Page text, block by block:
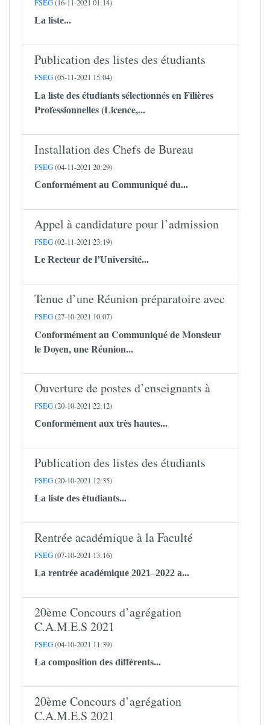
FSEG(16-11-2021 01:14)
La liste...
Publication des listes des étudiants
FSEG(05-11-2021 15:04)
La liste des étudiants sélectionnés en Filières
Professionnelles (Licence,...
Installation des Chefs de Bureau
FSEG(04-11-2021 20:29)
Conformément au Communiqué du...
Appel à candidature pour l’admission
FSEG(02-11-2021 23:19)
Le Recteur de l’Université...
Tenue d’une Réunion préparatoire avec
FSEG(27-10-2021 10:07)
Conformément au Communiqué de Monsieur
le Doyen, une Réunion...
Ouverture de postes d’enseignants à
FSEG(20-10-2021 22:12)
Conformément aux très hautes...
Publication des listes des étudiants
FSEG(20-10-2021 12:35)
La liste des étudiants...
Rentrée académique à la Faculté
FSEG(07-10-2021 13:16)
La rentrée académique 2021–2022 a...
20ème Concours d’agrégation
C.A.M.E.S 2021
FSEG(04-10-2021 11:39)
La composition des différents...
20ème Concours d’agrégation
C.A.M.E.S 2021